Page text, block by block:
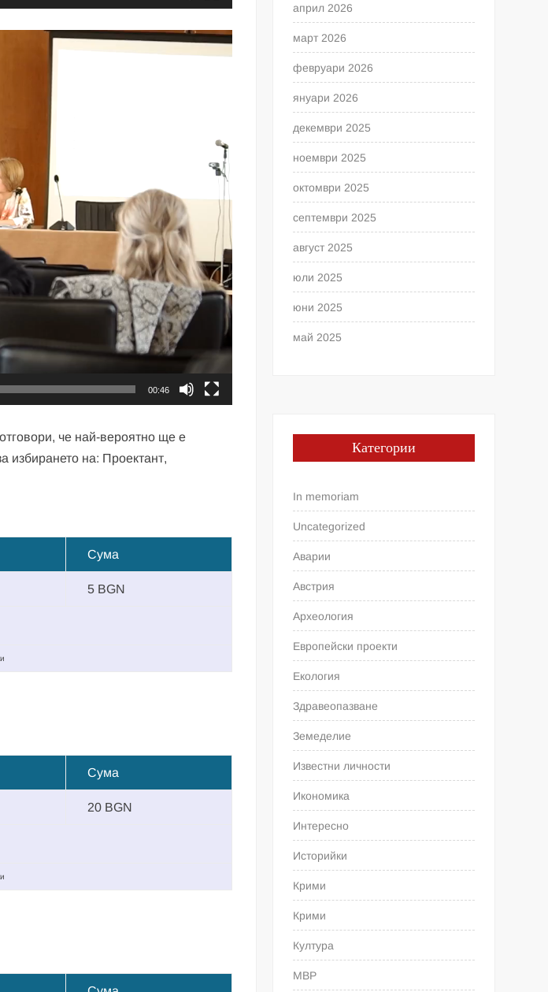
00:46
че най-вероятно ще е
избирането на: Проектант,
Сума
5 BGN
Сума
20 BGN
април 2026
март 2026
февруари 2026
януари 2026
декември 2025
ноември 2025
октомври 2025
септември 2025
август 2025
юли 2025
юни 2025
май 2025
Категории
In memoriam
Uncategorized
Аварии
Австрия
Археология
Европейски проекти
Екология
Здравеопазване
Земеделие
Известни личности
Икономика
Интересно
Историйки
Крими
Крими
Култура
МВР